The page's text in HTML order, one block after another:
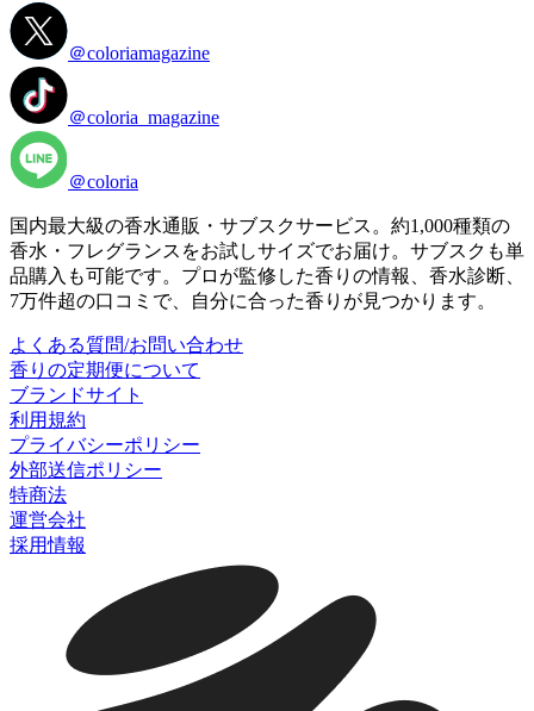
＠coloriamagazine
＠coloria_magazine
＠coloria
国内最大級の香水通販・サブスクサービス。約1,000種類の
香水・フレグランスをお試しサイズでお届け。サブスクも単
品購入も可能です。プロが監修した香りの情報、香水診断、
7万件超の口コミで、自分に合った香りが見つかります。
よくある質問/お問い合わせ
香りの定期便について
ブランドサイト
利用規約
プライバシーポリシー
外部送信ポリシー
特商法
運営会社
採用情報